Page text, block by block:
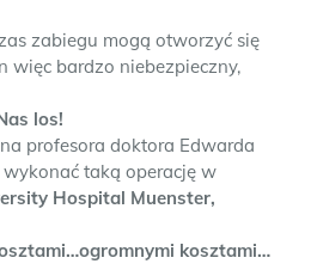
zabiegu mogą otworzyć się
więc bardzo niebezpieczny,
los!
profesora doktora Edwarda
wykonać taką operację w
Hospital Muenster,
kosztami…